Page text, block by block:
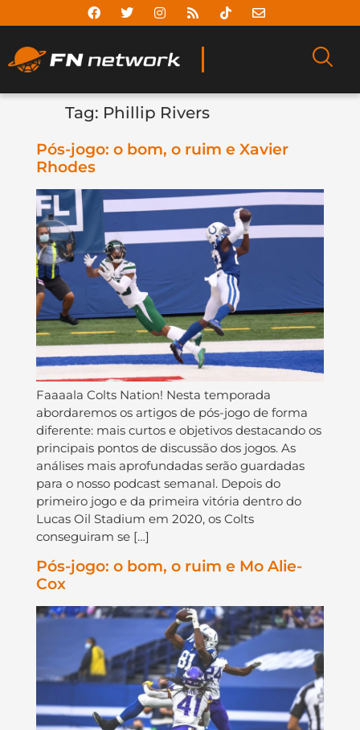
Tag: Phillip Rivers
Pós-jogo: o bom, o ruim e Xavier
Rhodes
Faaaala Colts Nation! Nesta temporada
abordaremos os artigos de pós-jogo de forma
diferente: mais curtos e objetivos destacando os
principais pontos de discussão dos jogos. As
análises mais aprofundadas serão guardadas
para o nosso podcast semanal. Depois do
primeiro jogo e da primeira vitória dentro do
Lucas Oil Stadium em 2020, os Colts
conseguiram se […]
Pós-jogo: o bom, o ruim e Mo Alie-
Cox